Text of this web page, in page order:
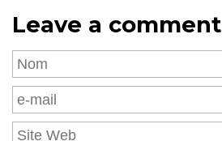
Leave a comment